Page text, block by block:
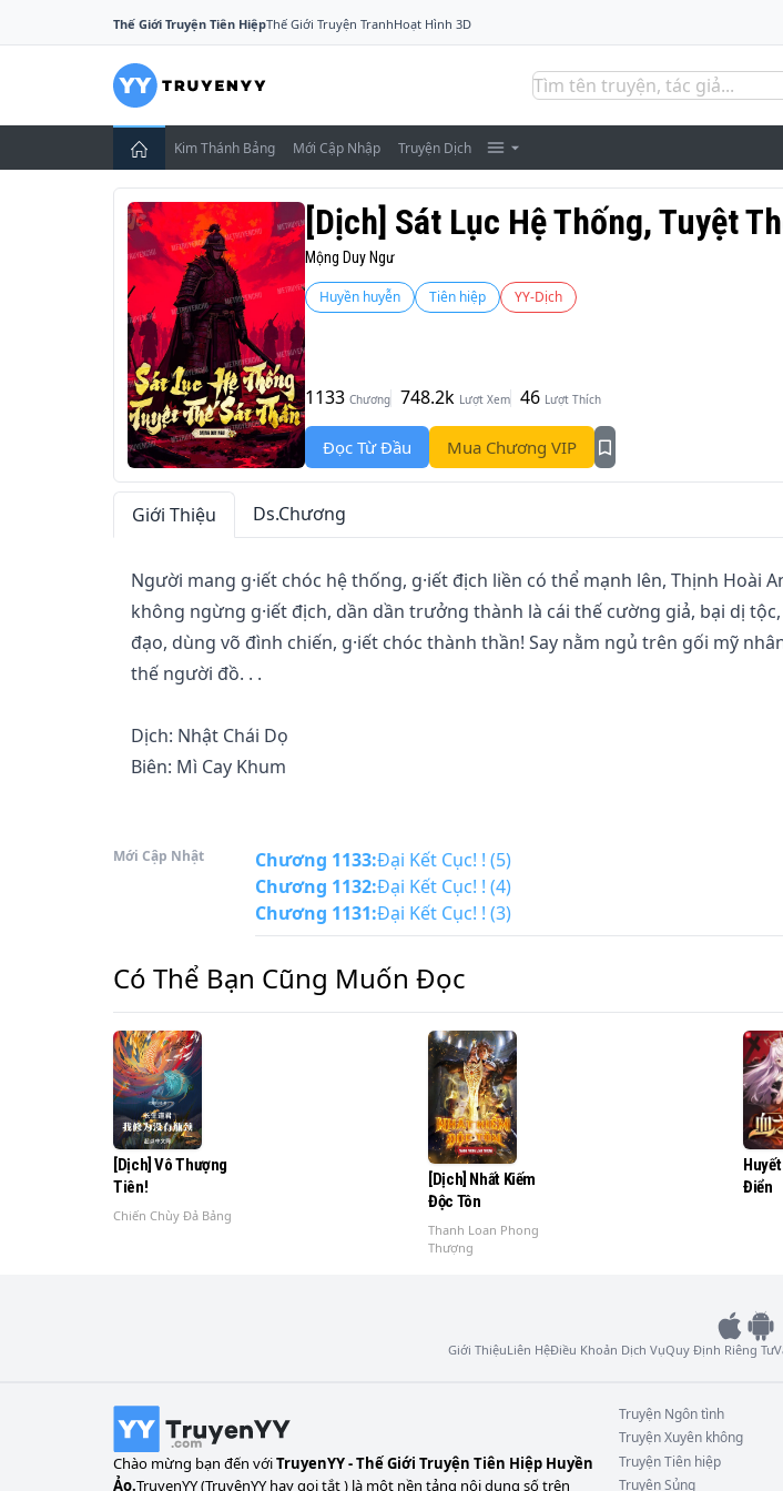
Thế Giới Truyện Tiên HiệpThế Giới Truyện TranhHoạt Hình 3D
Kim Thánh Bảng Mới Cập Nhập Truyện Dịch
[Dịch] Sát Lục Hệ Thống, Tuyệt
Mộng Duy Ngư
Huyền huyễn Tiên hiệp YY-Dịch
1133 Chương 748.2k Lượt Xem 46 Lượt Thích
Đọc Từ Đầu Mua Chương VIP
Giới Thiệu Ds.Chương
Người mang g·iết chóc hệ thống, g·iết địch liền có thể mạnh lên, Thịnh Hoài
không ngừng g·iết địch, dần dần trưởng thành là cái thế cường giả, bại dị tộc,
đạo, dùng võ đình chiến, g·iết chóc thành thần! Say nằm ngủ trên gối mỹ
thế người đồ. . .
Dịch: Nhật Chái Dọ
Biên: Mì Cay Khum
Mới Cập Nhật Chương 1133:Đại Kết Cục! ! (5)
Chương 1132:Đại Kết Cục! ! (4)
Chương 1131:Đại Kết Cục! ! (3)
Có Thể Bạn Cũng Muốn Đọc
[Dịch] Vô Thượng
Tiên!
Chiến Chùy Đả Bảng
[Dịch] Nhất Kiếm
Độc Tôn
Thanh Loan Phong
Thượng
Điển
Giới ThiệuLiên HệĐiều Khoản Dịch VụQuy Định Riêng Tư
Chào mừng bạn đến vớiTruyenYY - Thế Giới Truyện Tiên Hiệp Huyền
Ảo.TruyenYY (TruyệnYY hay gọi tắt ) là một nền tảng nội dung số trên
Truyện Ngôn tình
TruyệnXuyên không
TruyệnTiên hiệp
TruyệnSủng